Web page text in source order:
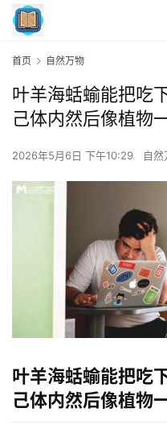
首页 自然万物
叶羊海蛞蝓能把吃
己体内然后像植物
2026年5月6日 下午10:29 自然
叶羊海蛞蝓能把吃
己体内然后像植物